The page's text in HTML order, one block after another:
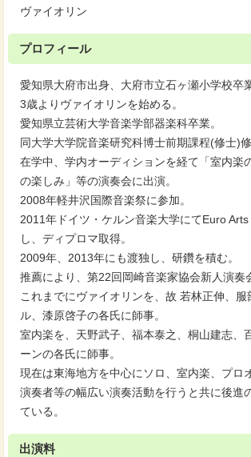
ヴァイオリン
プロフィール
愛知県大府市出身、大府市立石ヶ瀬小学校卒
3歳よりヴァイオリンを始める。
愛知県立芸術大学音楽学部器楽科卒業。
同大学大学院音楽研究科博士前期課程(修士)修
在学中、学内オーディションを経て「室内楽
の楽しみ」等の演奏会に出演。
2008年軽井沢国際音楽祭に参加。
2011年ドイツ・ケルン音楽大学にてEuro
し、ディプロマ取得。
2009年、2013年にも渡独し、研鑽を積む。
推薦により、第22回岡崎音楽家協会新人演奏
これまでにヴァイオリンを、故 若林正伸、服
ル、漆原啓子の各氏に師事。
室内楽を、天野武子、福本泰之、桐山建志、
ーンの各氏に師事。
現在は東海地方を中心にソロ、室内楽、プロ
演奏者等の幅広い演奏活動を行うと共に後進
ている。
出演料